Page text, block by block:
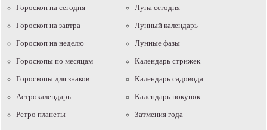
Гороскоп на сегодня
Гороскоп на завтра
Гороскоп на неделю
Гороскопы по месяцам
Гороскопы для знаков
Астрокалендарь
Ретро планеты
Луна сегодня
Лунный календарь
Лунные фазы
Календарь стрижек
Календарь садовода
Календарь покупок
Затмения года